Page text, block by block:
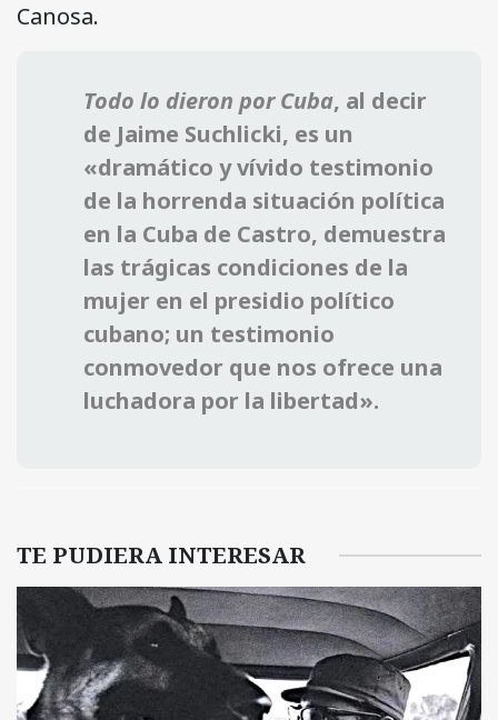
Canosa.
Todo lo dieron por Cuba, al decir
de Jaime Suchlicki, es un
«dramático y vívido testimonio
de la horrenda situación política
en la Cuba de Castro, demuestra
las trágicas condiciones de la
mujer en el presidio político
cubano; un testimonio
conmovedor que nos ofrece una
luchadora por la libertad».
TE PUDIERA INTERESAR